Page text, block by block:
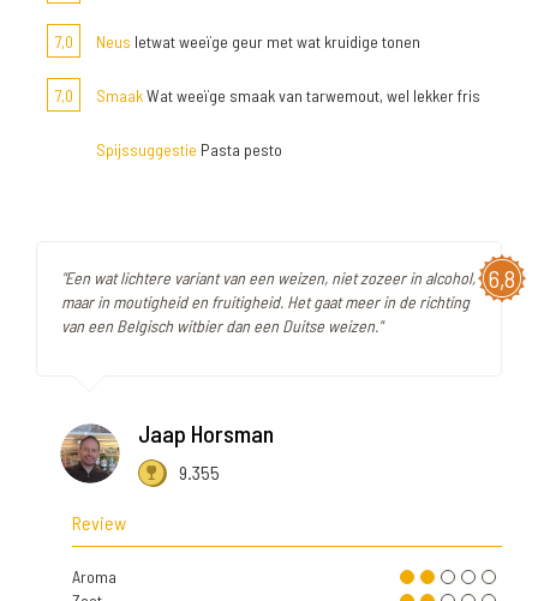
7,0 Neus Ietwat weeïge geur met wat kruidige tonen
7,0 SmaakWat weeïge smaak van tarwemout, wel lekker fris
Spijssuggestie Pasta pesto
6,8
"Een wat lichtere variant van een weizen, niet zozeer in alcohol,
maar in moutigheid en fruitigheid. Het gaat meer in de richting
van een Belgisch witbier dan een Duitse weizen."
Jaap Horsman
9.355
Review
Aroma